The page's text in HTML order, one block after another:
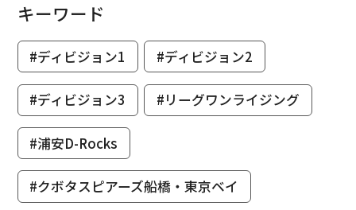
キーワード
#ディビジョン1 #ディビジョン2
#ディビジョン3 #リーグワンライジング
#浦安D-Rocks
#クボタスピアーズ船橋・東京ベイ